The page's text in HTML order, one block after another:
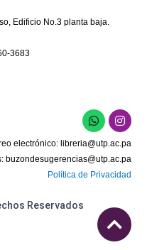
Edificio No.3 planta baja.
3683
W
h
a
t
s
a
p
I
n
s
t
a
g
r
m
electrónico: libreria@utp.ac.pa
buzondesugerencias@utp.ac.pa
Política de Privacidad
Reservados